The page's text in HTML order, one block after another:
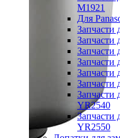
M1921
Для
Запчасти
Запчасти
Запчасти
Запчасти
Запчасти
Запчасти
Запчасти
YR2540
Запчасти
YR2550